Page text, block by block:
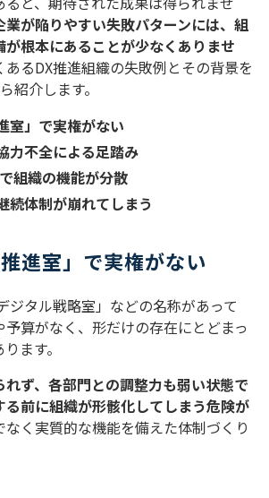
業が陥りやすい失敗パターンには、組
根本にあることが少なくありませ
あるDX推進組織の失敗例とその背景を
紹介します。
室」で実権がない
力不全による足踏み
組織の機能が分散
続体制が崩れてしまう
推進室」で実権がない
ジタル戦略室」などの名称があって
算がなく、形だけの存在にとどまっ
ます。
ず、各部門との調整力も弱い状態で
る前に組織が形骸化してしまう危険が
なく実質的な機能を備えた体制づくり